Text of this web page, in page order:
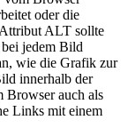
oder die
ALT sollte
jedem Bild
wie die Grafik zur
innerhalb der
Browser auch als
Links mit einem